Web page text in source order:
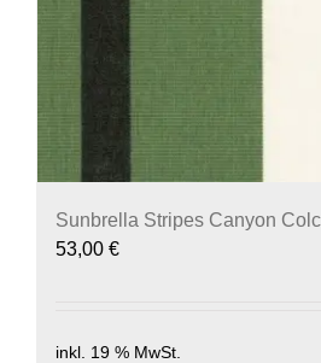
Sunbrella Stripes Canyon
53,00 €
inkl. 19 % MwSt.